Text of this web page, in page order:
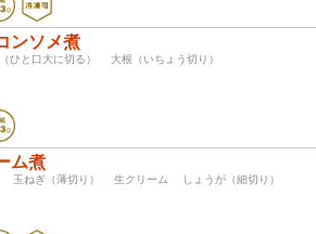
ンソメ煮
（ひと口大に切る） 大根（いちょう切り）
ム煮
玉ねぎ（薄切り） 生クリーム しょうが（細切り）